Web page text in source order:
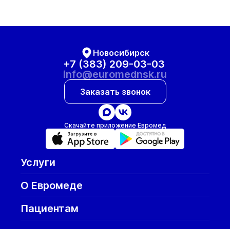
20 авг 21 авг
Новосибирск
+7 (383) 209-03-03
info@euromednsk.ru
Заказать звонок
Скачайте приложение Евромед
Услуги
О Евромеде
Пациентам